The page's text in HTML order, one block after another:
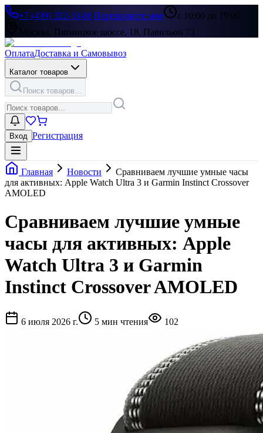
+7 (499) 322-33-86|Перезвоните мне
с 10:00 до 19:00
Москва, Пятницкое шоссе, 18, Павильон 73
ОплатаДоставка и Самовывоз
Каталог товаров
Поиск товаров...
Вход Регистрация
Главная Новости
Сравниваем лучшие умные часы
для активных: Apple Watch Ultra 3 и Garmin Instinct Crossover
AMOLED
Сравниваем лучшие умные
часы для активных: Apple
Watch Ultra 3 и Garmin
Instinct Crossover AMOLED
6 июля 2026 г. 5 мин чтения 102